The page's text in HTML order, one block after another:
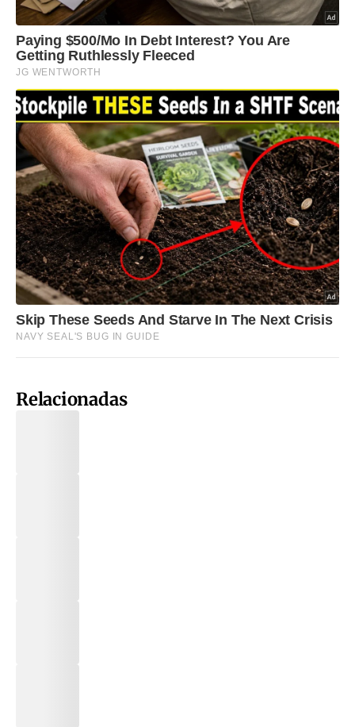
Relacionadas